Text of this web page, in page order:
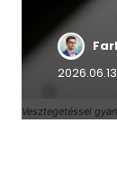
Vesztegetéssel